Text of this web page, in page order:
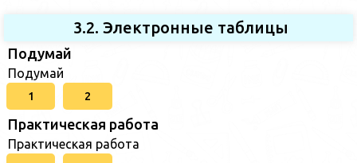
3.2. Электронные таблицы
Подумай
Подумай
1 2
Практическая работа
Практическая работа